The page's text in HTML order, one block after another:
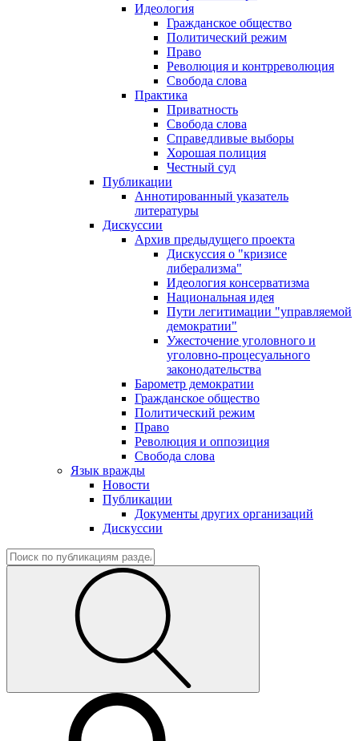
Идеология
Гражданское общество
Политический режим
Право
Революция и контрреволюция
Свобода слова
Практика
Приватность
Свобода слова
Справедливые выборы
Хорошая полиция
Честный суд
Публикации
Аннотированный указатель
литературы
Дискуссии
Архив предыдущего проекта
Дискуссия о "кризисе
либерализма"
Идеология консерватизма
Национальная идея
Пути легитимации "управляемой
демократии"
Ужесточение уголовного и
уголовно-процесуального
законодательства
Барометр демократии
Гражданское общество
Политический режим
Право
Революция и оппозиция
Свобода слова
Язык вражды
Новости
Публикации
Документы других организаций
Дискуссии